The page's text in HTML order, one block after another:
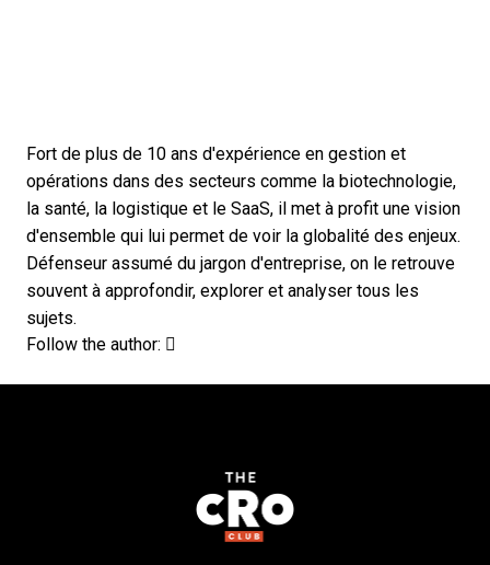
Fort de plus de 10 ans d'expérience en gestion et
opérations dans des secteurs comme la biotechnologie,
la santé, la logistique et le SaaS, il met à profit une vision
d'ensemble qui lui permet de voir la globalité des enjeux.
Défenseur assumé du jargon d'entreprise, on le retrouve
souvent à approfondir, explorer et analyser tous les
sujets.
Follow the author: Opens new window